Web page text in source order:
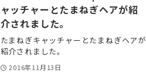
ャッチャーとたまねぎヘアが紹
介されました。
たまねぎキャッチャーとたまねぎヘアが
紹介されました。
2016年11月13日